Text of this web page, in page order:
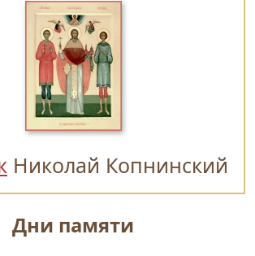
Николай Копнинский
Дни памяти